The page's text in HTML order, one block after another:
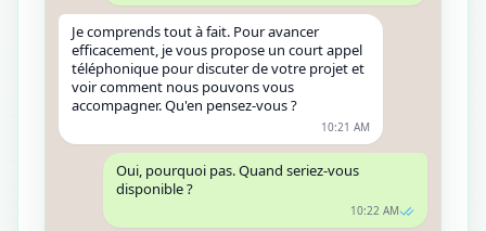
Je comprends tout à fait. Pour avancer
efficacement, je vous propose un court appel
téléphonique pour discuter de votre projet et
voir comment nous pouvons vous
accompagner. Qu'en pensez-vous ?
10:21 AM
Oui, pourquoi pas. Quand seriez-vous
disponible ?
10:22 AM